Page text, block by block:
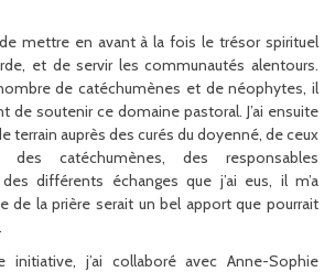
mettre en avant à la fois le trésor spirituel
et de servir les communautés alentours.
de catéchumènes et de néophytes, il
de soutenir ce domaine pastoral. J’ai ensuite
terrain auprès des curés du doyenné, de ceux
des catéchumènes, des responsables
différents échanges que j’ai eus, il m’a
de la prière serait un bel apport que pourrait
initiative, j’ai collaboré avec Anne-Sophie